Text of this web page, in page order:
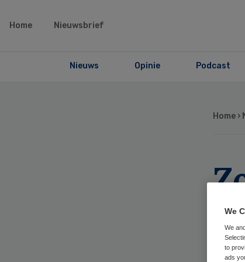
Home Nieuwsbrief
Nieuws Opinie Podcast
Home ›
We
We
to
ads